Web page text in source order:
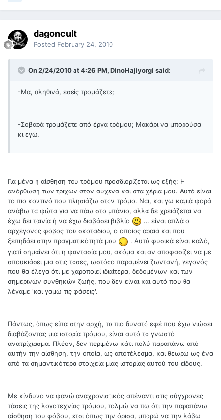
dagoncult
Posted February 24, 2010
On 2/24/2010 at 4:26 PM, DinoHajiyorgi said:
-Μα, αληθινά, εσείς τρομάζετε;
-Σοβαρά τρομάζετε από έργα τρόμου; Μακάρι να μπορούσα
κι εγώ.
Για μένα η αίσθηση του τρόμου προσδιορίζεται ως εξής: Η
ανόρθωση των τριχών στον αυχένα και στα χέρια μου. Αυτό είναι
το πιο κοντινό που πλησιάζω στον τρόμο. Ναι, και γω καμιά φορά
ανάβω τα φώτα για να πάω στο μπάνιο, αλλά δε χρειάζεται να
έχω δει ταινία ή να έχω διαβάσει βιβλίο
... είναι απλά ο
αρχέγονος φόβος του σκοταδιού, ο οποίος αραιά και που
ξεπηδάει στην πραγματικότητά μου
. Αυτό φυσικά είναι καλό,
γιατί σημαίνει ότι η φαντασία μου, ακόμα και αν αποφασίζει να με
σπουκιάσει μια στις τόσες, ωστόσο παραμένει ζωντανή, γεγονός
που θα έλεγα ότι με χαροποιεί ιδιαίτερα, δεδομένων και των
σημερινών συνθηκών ζωής, που δεν είναι και αυτό που θα
λέγαμε 'και γαμώ τις φάσεις'.
Πάντως, όπως είπα στην αρχή, το πιο δυνατό εφέ που έχω νιώσει
διαβάζοντας μια ιστορία τρόμου, είναι αυτό το γνωστό
ανατρίχιασμα. Πλέον, δεν περιμένω κάτι πολύ παραπάνω από
αυτήν την αίσθηση, την οποία, ως αποτέλεσμα, και θεωρώ ως ένα
από τα σημαντικότερα στοιχεία μιας ιστορίας αυτού του είδους.
Με κίνδυνο να φανώ αναχρονιστικός απέναντι στις σύγχρονες
τάσεις της λογοτεχνίας τρόμου, τολμώ να πω ότι την παραπάνω
αίσθηση του φόβου, έτσι όπως την όρισα, μπορώ να την λάβω